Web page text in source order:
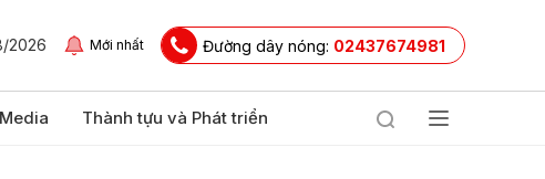
2026 Mới nhất Đường dây nóng: 02437674981
Media Thành tựu và Phát triển